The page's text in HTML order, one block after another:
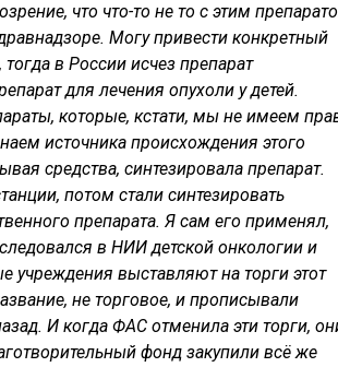
что что-то не то с этим
Могу привести конкретный
в России исчез препарат
для лечения опухоли у детей.
которые, кстати, мы не имеем
источника происхождения этого
средства, синтезировала препарат.
потом стали синтезировать
препарата. Я сам его применял,
в НИИ детской онкологии и
учреждения выставляют на торги этот
не торговое, и прописывали
И когда ФАС отменила эти торги,
фонд закупили всё же